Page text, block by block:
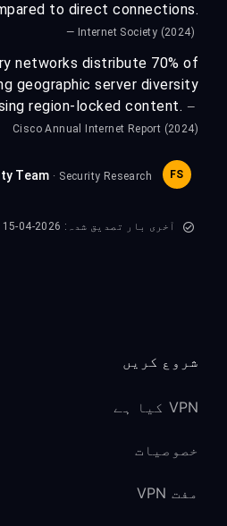
to direct connections.
— Internet Society (2024)
networks distribute 70% of
geographic server diversity
region-locked content. —
Cisco Annual Internet Report (2024)
FS
Team · Security Research
آخری بار تصدیق شدہ: 2026-04-15
شروع کریں
VPN کیا ہے
خصوصیات
مفت VPN